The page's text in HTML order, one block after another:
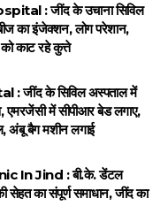
: जींद के उचाना सिविल
का इंजेक्शन, लोग परेशान,
काट रहे कुत्ते
जींद के सिविल अस्पताल में
एमरजेंसी में सीपीआर बेड लगाए,
अंबू बैग मशीन लगाई
In Jind : बी.के. डेंटल
सेहत का संपूर्ण समाधान, जींद का